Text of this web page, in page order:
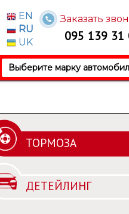
EN
RU
UK
Заказать
095 139 31
Выберите марку
ТОРМОЗА
ДЕТЕЙЛИНГ